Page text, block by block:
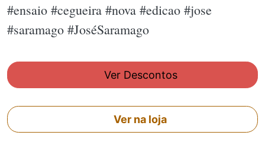
#ensaio #cegueira #nova #edicao #jose
#saramago #JoséSaramago
Ver Descontos
Ver na loja